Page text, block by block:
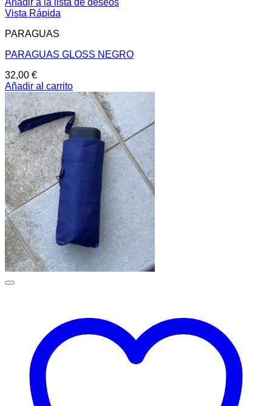
Vista Rápida
PARAGUAS
PARAGUAS GLOSS NEGRO
32,00 €
Añadir al carrito